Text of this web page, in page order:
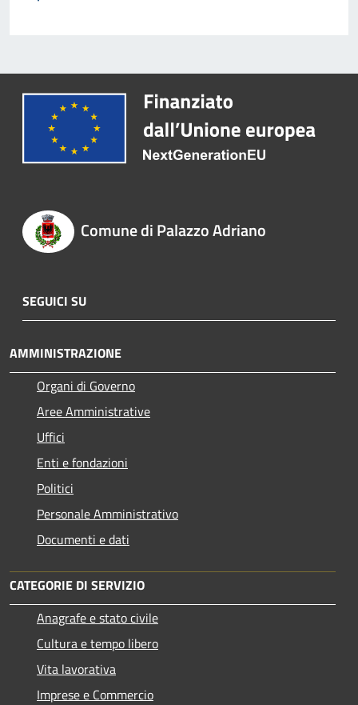
Comune di Palazzo Adriano
SEGUICI SU
AMMINISTRAZIONE
Organi di Governo
Aree Amministrative
Uffici
Enti e fondazioni
Politici
Personale Amministrativo
Documenti e dati
CATEGORIE DI SERVIZIO
Anagrafe e stato civile
Cultura e tempo libero
Vita lavorativa
Imprese e Commercio